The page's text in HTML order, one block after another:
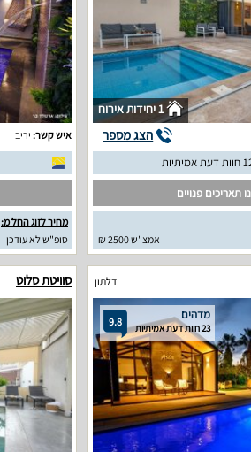
1 יחידות אירוח
הצג מספר
תאריכים פנויים
אמצ"ש 2500 ₪
איש קשר: יריב
מחיר לזוג החל מ:
סופ"ש לא עודכן
דלתון
9.8 מדהים
23 חוות דעת אמיתיות
סוויטת סלוט